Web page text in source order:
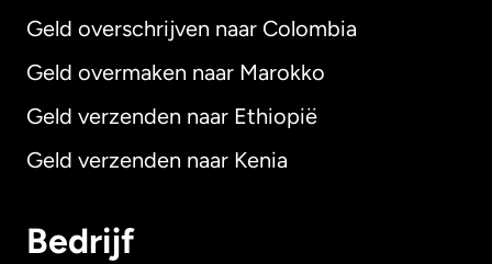
Geld overschrijven naar Colombia
Geld overmaken naar Marokko
Geld verzenden naar Ethiopië
Geld verzenden naar Kenia
Bedrijf